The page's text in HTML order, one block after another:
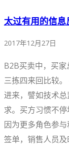
太过有用的信
2017年12月27日
B2B买卖中，买
三拣四来回比较
进来，譬如技术
求。买方习惯不
因为更多角色参
签单，销售人员